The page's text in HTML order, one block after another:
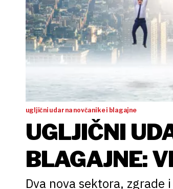
ugljični udar na novčanike i blagajne
UGLJIČNI
BLAGAJNE:
Dva nova sektora,